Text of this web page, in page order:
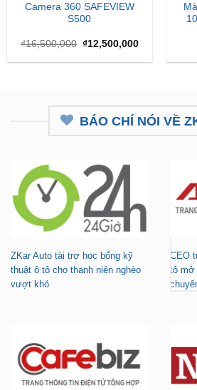
Camera 360 SAFEVIEW
S500
₫16,500,000 Giá
là:
₫12,500,000Giá
tại
BÁO CHÍ NÓI VỀ
ZKar Auto tài trợ học bổng kỹ
thuật ô tô cho thanh niên nghèo
vượt khó
CEO
tô